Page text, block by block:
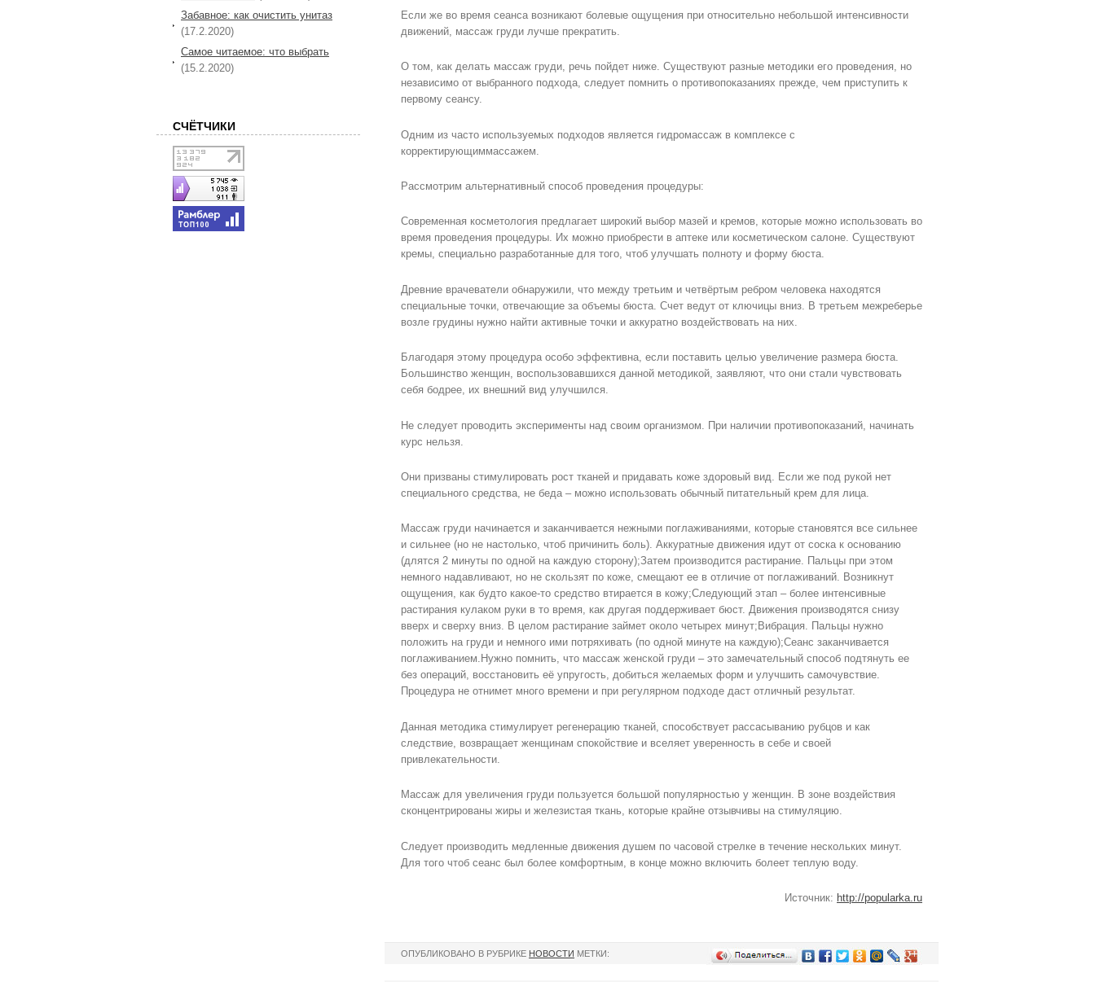
Если же во время сеанса возникают болевые ощущения при относительно небольшой интенсивности
движений, массаж груди лучше прекратить.
О том, как делать массаж груди, речь пойдет ниже. Существуют разные методики его проведения, но
независимо от выбранного подхода, следует помнить о противопоказаниях прежде, чем приступить к
первому сеансу.
Одним из часто используемых подходов является гидромассаж в комплексе с
корректирующиммассажем.
Рассмотрим альтернативный способ проведения процедуры:
Современная косметология предлагает широкий выбор мазей и кремов, которые можно использовать во
время проведения процедуры. Их можно приобрести в аптеке или косметическом салоне. Существуют
кремы, специально разработанные для того, чтоб улучшать полноту и форму бюста.
Древние врачеватели обнаружили, что между третьим и четвёртым ребром человека находятся
специальные точки, отвечающие за объемы бюста. Счет ведут от ключицы вниз. В третьем межреберье
возле грудины нужно найти активные точки и аккуратно воздействовать на них.
Благодаря этому процедура особо эффективна, если поставить целью увеличение размера бюста.
Большинство женщин, воспользовавшихся данной методикой, заявляют, что они стали чувствовать
себя бодрее, их внешний вид улучшился.
Не следует проводить эксперименты над своим организмом. При наличии противопоказаний, начинать
курс нельзя.
Они призваны стимулировать рост тканей и придавать коже здоровый вид. Если же под рукой нет
специального средства, не беда – можно использовать обычный питательный крем для лица.
Массаж груди начинается и заканчивается нежными поглаживаниями, которые становятся все сильнее
и сильнее (но не настолько, чтоб причинить боль). Аккуратные движения идут от соска к основанию
(длятся 2 минуты по одной на каждую сторону);Затем производится растирание. Пальцы при этом
немного надавливают, но не скользят по коже, смещают ее в отличие от поглаживаний. Возникнут
ощущения, как будто какое-то средство втирается в кожу;Следующий этап – более интенсивные
растирания кулаком руки в то время, как другая поддерживает бюст. Движения производятся снизу
вверх и сверху вниз. В целом растирание займет около четырех минут;Вибрация. Пальцы нужно
положить на груди и немного ими потряхивать (по одной минуте на каждую);Сеанс заканчивается
поглаживанием.Нужно помнить, что массаж женской груди – это замечательный способ подтянуть ее
без операций, восстановить её упругость, добиться желаемых форм и улучшить самочувствие.
Процедура не отнимет много времени и при регулярном подходе даст отличный результат.
Данная методика стимулирует регенерацию тканей, способствует рассасыванию рубцов и как
следствие, возвращает женщинам спокойствие и вселяет уверенность в себе и своей
привлекательности.
Массаж для увеличения груди пользуется большой популярностью у женщин. В зоне воздействия
сконцентрированы жиры и железистая ткань, которые крайне отзывчивы на стимуляцию.
Следует производить медленные движения душем по часовой стрелке в течение нескольких минут.
Для того чтоб сеанс был более комфортным, в конце можно включить болеет теплую воду.
Источник: http://popularka.ru
ОПУБЛИКОВАНО В РУБРИКЕ НОВОСТИ МЕТКИ:
Забавное: как очистить унитаз
(17.2.2020)
Самое читаемое: что выбрать
(15.2.2020)
СЧЁТЧИКИ